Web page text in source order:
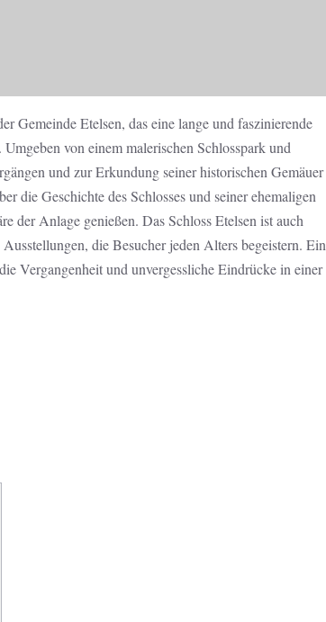
Gemeinde Etelsen, das eine lange und faszinierende
von einem malerischen Schlosspark und
und zur Erkundung seiner historischen Gemäuer
die Geschichte des Schlosses und seiner ehemaligen
der Anlage genießen. Das Schloss Etelsen ist auch
die Besucher jeden Alters begeistern. Ein
Vergangenheit und unvergessliche Eindrücke in einer